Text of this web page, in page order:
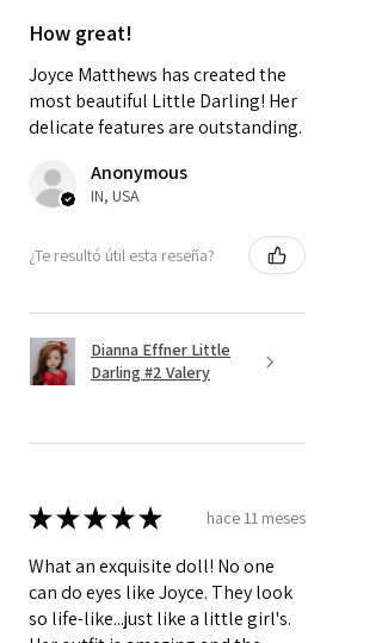
How great!
Joyce Matthews has created the
most beautiful Little Darling! Her
delicate features are outstanding.
Anonymous
IN, USA
¿Te resultó útil esta reseña?
Dianna Effner Little
Darling #2 Valery
★★★★★ hace 11 meses
What an exquisite doll! No one
can do eyes like Joyce. They look
so life-like...just like a little girl's.